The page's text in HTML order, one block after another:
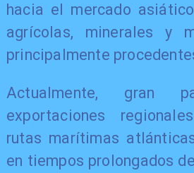
hacia el mercado
agrícolas, minerales y
principalmente
Actualmente, gran
exportaciones
rutas marítimas
en tiempos prolongados